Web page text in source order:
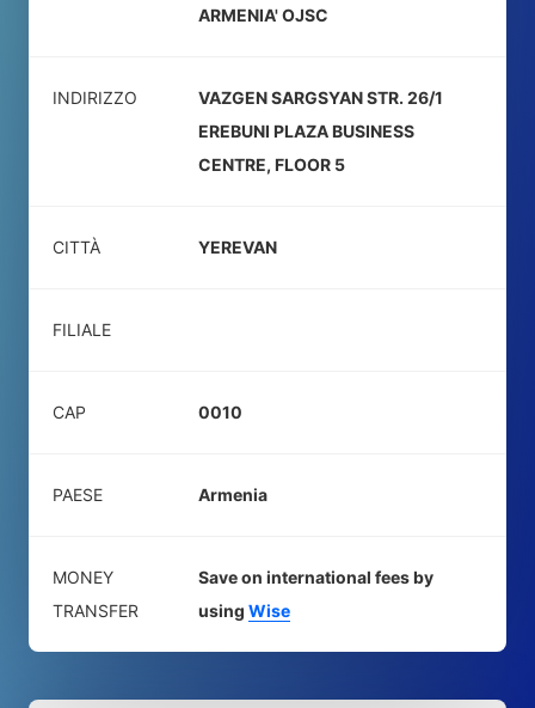
ARMENIA' OJSC
INDIRIZZO
VAZGEN SARGSYAN STR. 26/1
EREBUNI PLAZA BUSINESS
CENTRE, FLOOR 5
CITTÀ YEREVAN
FILIALE
CAP 0010
PAESE Armenia
MONEY
TRANSFER
Save on international fees by
using Wise